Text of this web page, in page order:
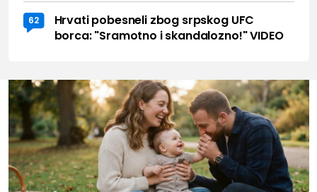
62
Hrvati pobesneli zbog srpskog UFC
borca: "Sramotno i skandalozno!" VIDEO